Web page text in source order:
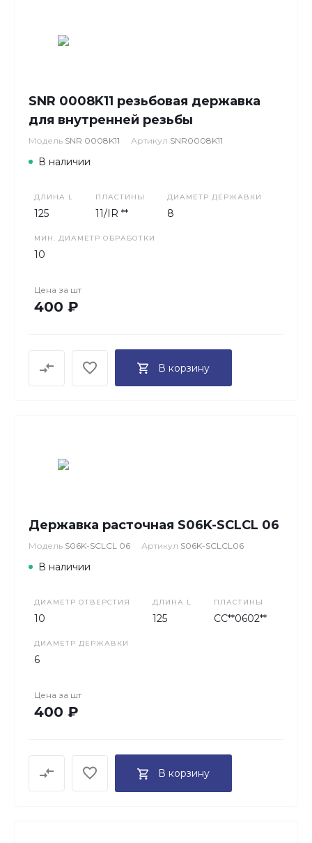
SNR 0008K11 резьбовая державка
для внутренней резьбы
Модель SNR 0008K11 Артикул SNR0008K11
В наличии
ДЛИНА L
125
ПЛАСТИНЫ
11/IR **
ДИАМЕТР ДЕРЖАВКИ
8
МИН. ДИАМЕТР ОБРАБОТКИ
10
Цена за шт
400 ₽
В корзину
Державка расточная S06K-SCLCL 06
Модель S06K-SCLCL 06 Артикул S06K-SCLCL06
В наличии
ДИАМЕТР ОТВЕРСТИЯ
10
ДЛИНА L
125
ПЛАСТИНЫ
CC**0602**
ДИАМЕТР ДЕРЖАВКИ
6
Цена за шт
400 ₽
В корзину